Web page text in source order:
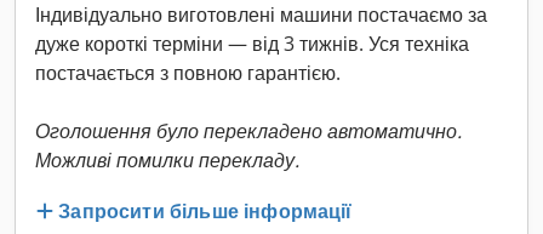
Індивідуально виготовлені машини постачаємо за
дуже короткі терміни — від 3 тижнів. Уся техніка
постачається з повною гарантією.
Оголошення було перекладено автоматично.
Можливі помилки перекладу.
Запросити більше інформації